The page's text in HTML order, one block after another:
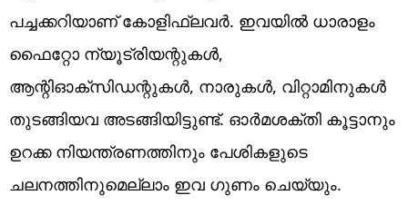
പച്ചക്കറിയാണ് കോളിഫ്ലവർ. ഇവയിൽ ധാരാളം
ഫൈറ്റോ ന്യൂട്രിയന്റുകൾ,
ആന്റിഓക്‌സിഡന്റുകൾ, നാരുകൾ, വിറ്റാമിനുകൾ
തുടങ്ങിയവ അടങ്ങിയിട്ടുണ്ട്. ഓർമശക്തി കൂട്ടാനും
ഉറക്ക നിയന്ത്രണത്തിനും പേശികളുടെ
ചലനത്തിനുമെല്ലാം ഇവ ഗുണം ചെയ്യും.